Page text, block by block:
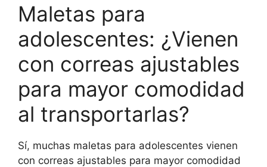
Maletas para
adolescentes: ¿Vienen
con correas ajustables
para mayor comodidad
al transportarlas?
Sí, muchas maletas para adolescentes vienen
con correas ajustables para mayor comodidad